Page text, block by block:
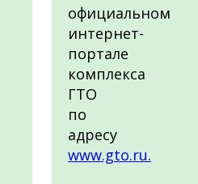
официальном
интернет-
портале
комплекса
ГТО
по
адресу
www.gto.ru.